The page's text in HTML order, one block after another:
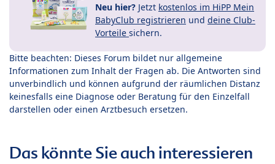
Neu hier? Jetzt kostenlos im HiPP Mein
BabyClub registrieren und deine Club-
Vorteile sichern.
Bitte beachten: Dieses Forum bildet nur allgemeine
Informationen zum Inhalt der Fragen ab. Die Antworten sind
unverbindlich und können aufgrund der räumlichen Distanz
keinesfalls eine Diagnose oder Beratung für den Einzelfall
darstellen oder einen Arztbesuch ersetzen.
Das könnte Sie auch interessieren